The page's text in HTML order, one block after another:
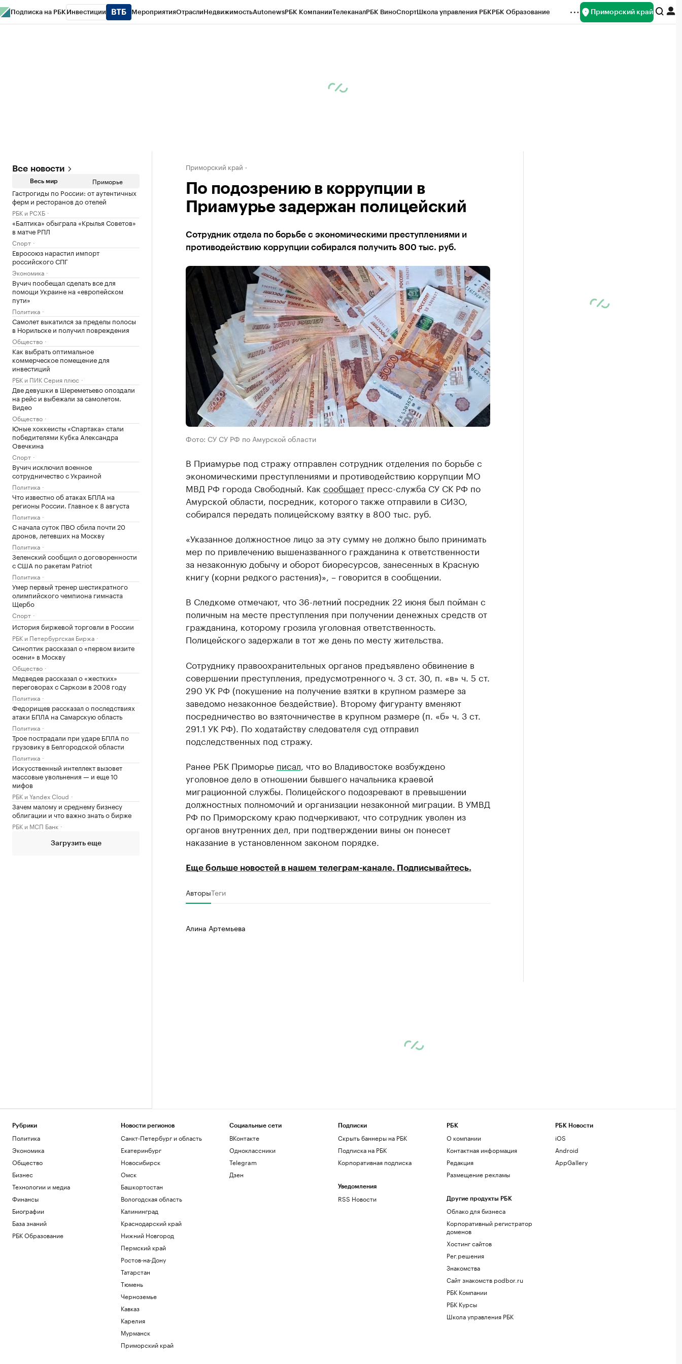
Подписка на РБК Инвестиции МероприятияОтраслиНедвижимостьAutonewsРБК КомпанииТелеканалРБК ВиноСпортШкола управления РБКРБК Образование Приморский край
Все новости
Весь мир Приморье
Гастрогиды по России: от аутентичных
ферм и ресторанов до отелей
РБК и РСХБ
«Балтика» обыграла «Крылья Советов»
в матче РПЛ
Спорт
Евросоюз нарастил импорт
российского СПГ
Экономика
Вучич пообещал сделать все для
помощи Украине на «европейском
пути»
Политика
Самолет выкатился за пределы полосы
в Норильске и получил повреждения
Общество
Как выбрать оптимальное
коммерческое помещение для
инвестиций
РБК и ПИК Серия плюс
Две девушки в Шереметьево опоздали
на рейс и выбежали за самолетом.
Видео
Общество
Юные хоккеисты «Спартака» стали
победителями Кубка Александра
Овечкина
Спорт
Вучич исключил военное
сотрудничество с Украиной
Политика
Что известно об атаках БПЛА на
регионы России. Главное к 8 августа
Политика
С начала суток ПВО сбила почти 20
дронов, летевших на Москву
Политика
Зеленский сообщил о договоренности
с США по ракетам Patriot
Политика
Умер первый тренер шестикратного
олимпийского чемпиона гимнаста
Щербо
Спорт
История биржевой торговли в России
РБК и Петербургская Биржа
Синоптик рассказал о «первом визите
осени» в Москву
Общество
Медведев рассказал о «жестких»
переговорах с Саркози в 2008 году
Политика
Федорищев рассказал о последствиях
атаки БПЛА на Самарскую область
Политика
Трое пострадали при ударе БПЛА по
грузовику в Белгородской области
Политика
Искусственный интеллект вызовет
массовые увольнения — и еще 10
мифов
РБК и Yandex Cloud
Зачем малому и среднему бизнесу
облигации и что важно знать о бирже
РБК и МСП Банк
Загрузить еще
Приморский край
По подозрению в коррупции в
Приамурье задержан полицейский
Сотрудник отдела по борьбе с экономическими преступлениями и
противодействию коррупции собирался получить 800 тыс. руб.
Фото: СУ СУ РФ по Амурской области
В Приамурье под стражу отправлен сотрудник отделения по борьбе с
экономическими преступлениями и противодействию коррупции МО
МВД РФ города Свободный. Как сообщаетпресс-служба СУ СК РФ по
Амурской области, посредник, которого также отправили в СИЗО,
собирался передать полицейскому взятку в 800 тыс. руб.
«Указанное должностное лицо за эту сумму не должно было принимать
мер по привлечению вышеназванного гражданина к ответственности
за незаконную добычу и оборот биоресурсов, занесенных в Красную
книгу (корни редкого растения)», – говорится в сообщении.
В Следкоме отмечают, что 36-летний посредник 22 июня был пойман с
поличным на месте преступления при получении денежных средств от
гражданина, которому грозила уголовная ответственность.
Полицейского задержали в тот же день по месту жительства.
Сотруднику правоохранительных органов предъявлено обвинение в
совершении преступления, предусмотренного ч. 3 ст. 30, п. «в» ч. 5 ст.
290 УК РФ (покушение на получение взятки в крупном размере за
заведомо незаконное бездействие). Второму фигуранту вменяют
посредничество во взяточничестве в крупном размере (п. «б» ч. 3 ст.
291.1 УК РФ). По ходатайству следователя суд отправил
подследственных под стражу.
Ранее РБК Приморье писал , что во Владивостоке возбуждено
уголовное дело в отношении бывшего начальника краевой
миграционной службы. Полицейского подозревают в превышении
должностных полномочий и организации незаконной миграции. В УМВД
РФ по Приморскому краю подчеркивают, что сотрудник уволен из
органов внутренних дел, при подтверждении вины он понесет
наказание в установленном законом порядке.
Еще больше новостей в нашем телеграм-канале. Подписывайтесь.
АвторыТеги
Алина Артемьева
Рубрики
Политика
Экономика
Общество
Бизнес
Технологии и медиа
Финансы
Биографии
База знаний
РБК Образование
Новости регионов
Санкт-Петербург и область
Екатеринбург
Новосибирск
Омск
Башкортостан
Вологодская область
Калининград
Краснодарский край
Нижний Новгород
Пермский край
Ростов-на-Дону
Татарстан
Тюмень
Черноземье
Кавказ
Карелия
Мурманск
Приморский край
Социальные сети
ВКонтакте
Одноклассники
Telegram
Дзен
Подписки
Скрыть баннеры на РБК
Подписка на РБК
Корпоративная подписка
Уведомления
RSS Новости
РБК
О компании
Контактная информация
Редакция
Размещение рекламы
Другие продукты РБК
Облако для бизнеса
Корпоративный регистратор
доменов
Хостинг сайтов
Рег.решения
Знакомства
Сайт знакомств podbor.ru
РБК Компании
РБК Курсы
Школа управления РБК
РБК Новости
iOS
Android
AppGallery